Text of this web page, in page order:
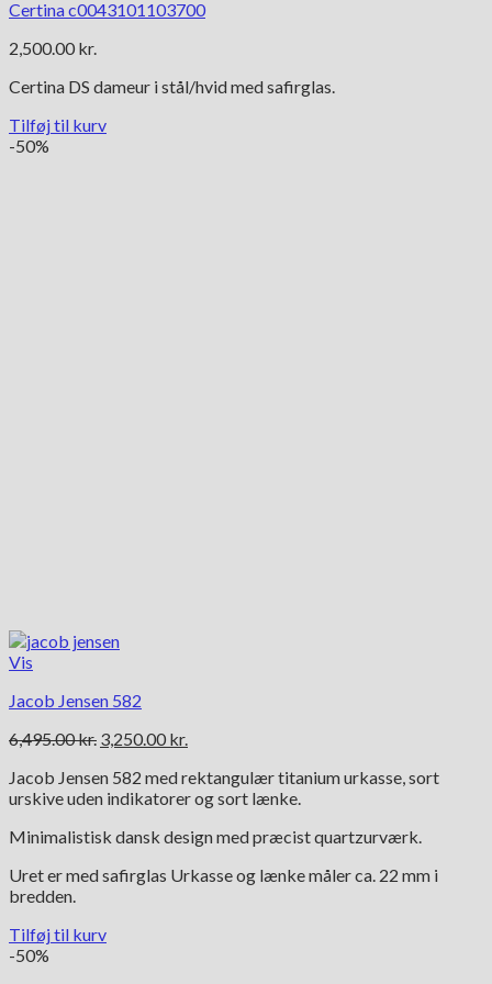
Certina c0043101103700
2,500.00 kr.
Certina DS dameur i stål/hvid med safirglas.
Tilføj til kurv
-50%
Vis
Jacob Jensen 582
6,495.00kr. Den
pris
var:
3,250.00 kr.
pris
er:
Jacob Jensen 582 med rektangulær titanium urkasse, sort
urskive uden indikatorer og sort lænke.
Minimalistisk dansk design med præcist quartzurværk.
Uret er med safirglas Urkasse og lænke måler ca. 22 mm i
bredden.
Tilføj til kurv
-50%